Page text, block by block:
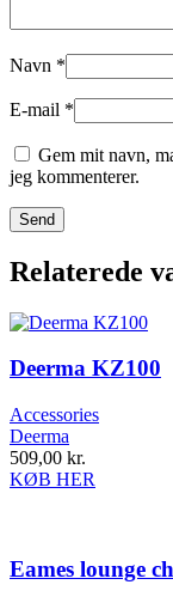
Navn *
E-mail *
Gem mit navn,
jeg kommenterer.
Relaterede
Deerma KZ100
Accessories
Deerma
509,00 kr.
KØB HER
Eames lounge